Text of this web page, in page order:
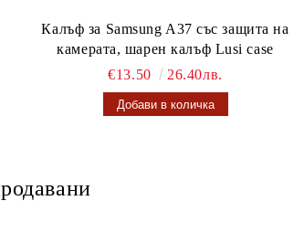
Калъф за Samsung A37 със защита на
камерата, шарен калъф Lusi case
€13.50
26.40лв.